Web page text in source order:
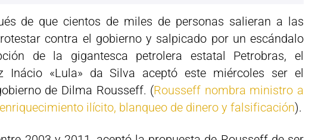
de que cientos de miles de personas salieran a las
contra el gobierno y salpicado por un escándalo
de la gigantesca petrolera estatal Petrobras, el
Inácio «Lula» da Silva aceptó este miércoles ser el
de Dilma Rousseff. (Rousseff nombra ministro a
ilícito, blanqueo de dinero y falsificación).